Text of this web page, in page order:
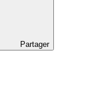
Partager